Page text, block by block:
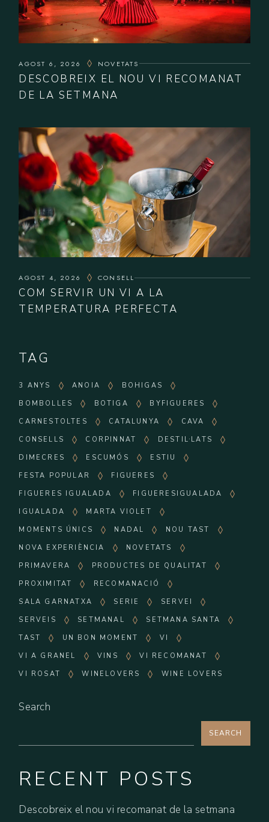
AGOST 6, 2026 NOVETATS
DESCOBREIX EL NOU VI RECOMANAT
DE LA SETMANA
AGOST 4, 2026 CONSELL
COM SERVIR UN VI A LA
TEMPERATURA PERFECTA
TAG
3 ANYS ANOIA
BOHIGAS
BOMBOLLES
BOTIGA
BYFIGUERES
CARNESTOLTES
CATALUNYA
CAVA
CONSELLS
CORPINNAT
DESTIL·LATS
DIMECRES
ESCUMÓS
ESTIU
FESTA POPULAR
FIGUERES
FIGUERES IGUALADA
FIGUERESIGUALADA
IGUALADA
MARTA VIOLET
MOMENTS ÚNICS
NADAL
NOU TAST
NOVA EXPERIÈNCIA
NOVETATS
PRIMAVERA
PRODUCTES DE QUALITAT
PROXIMITAT
RECOMANACIÓ
SALA GARNATXA
SERIE
SERVEI
SERVEIS
SETMANAL
SETMANA SANTA
TAST
UN BON MOMENT
VI
VI A GRANEL
VINS
VI RECOMANAT
VI ROSAT
WINELOVERS WINE LOVERS
Search
SEARCH
RECENT POSTS
Descobreix el nou vi recomanat de la setmana